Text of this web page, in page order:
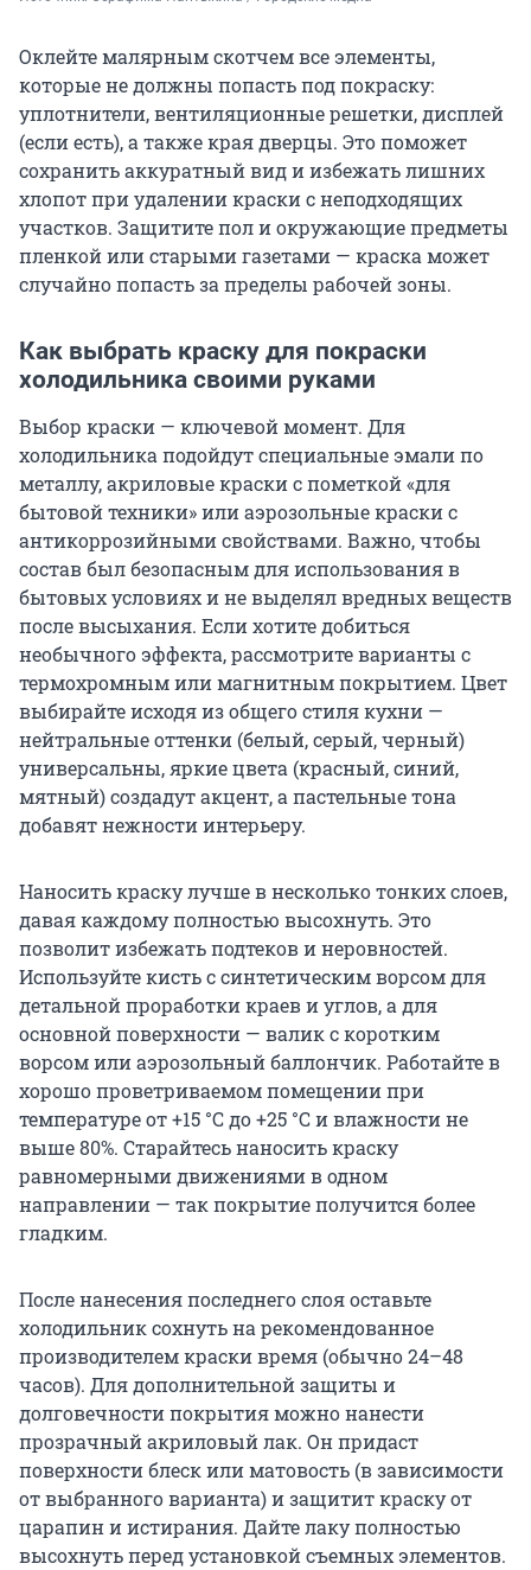
Оклейте малярным скотчем все элементы,
которые не должны попасть под покраску:
уплотнители, вентиляционные решетки, дисплей
(если есть), а также края дверцы. Это поможет
сохранить аккуратный вид и избежать лишних
хлопот при удалении краски с неподходящих
участков. Защитите пол и окружающие предметы
пленкой или старыми газетами — краска может
случайно попасть за пределы рабочей зоны.
Как выбрать краску для покраски
холодильника своими руками
Выбор краски — ключевой момент. Для
холодильника подойдут специальные эмали по
металлу, акриловые краски с пометкой «для
бытовой техники» или аэрозольные краски с
антикоррозийными свойствами. Важно, чтобы
состав был безопасным для использования в
бытовых условиях и не выделял вредных веществ
после высыхания. Если хотите добиться
необычного эффекта, рассмотрите варианты с
термохромным или магнитным покрытием. Цвет
выбирайте исходя из общего стиля кухни —
нейтральные оттенки (белый, серый, черный)
универсальны, яркие цвета (красный, синий,
мятный) создадут акцент, а пастельные тона
добавят нежности интерьеру.
Наносить краску лучше в несколько тонких слоев,
давая каждому полностью высохнуть. Это
позволит избежать подтеков и неровностей.
Используйте кисть с синтетическим ворсом для
детальной проработки краев и углов, а для
основной поверхности — валик с коротким
ворсом или аэрозольный баллончик. Работайте в
хорошо проветриваемом помещении при
температуре от +15 °C до +25 °C и влажности не
выше 80%. Старайтесь наносить краску
равномерными движениями в одном
направлении — так покрытие получится более
гладким.
После нанесения последнего слоя оставьте
холодильник сохнуть на рекомендованное
производителем краски время (обычно 24–48
часов). Для дополнительной защиты и
долговечности покрытия можно нанести
прозрачный акриловый лак. Он придаст
поверхности блеск или матовость (в зависимости
от выбранного варианта) и защитит краску от
царапин и истирания. Дайте лаку полностью
высохнуть перед установкой съемных элементов.